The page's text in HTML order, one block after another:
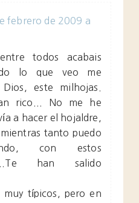
febrero de 2009 a
todos acabais
lo que veo me
este milhojas.
rico... No me he
a hacer el hojaldre,
tanto puedo
con estos
han salido
muy típicos, pero en